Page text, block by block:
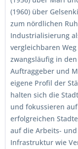
(1960) über
zum nördlichen
Industrialisierung
vergleichbaren
zwangsläufig in
Auftraggeber und
eigene Profil der
halten sich die
und fokussieren
erfolgreichen
auf die Arbeits-
Infrastruktur wie